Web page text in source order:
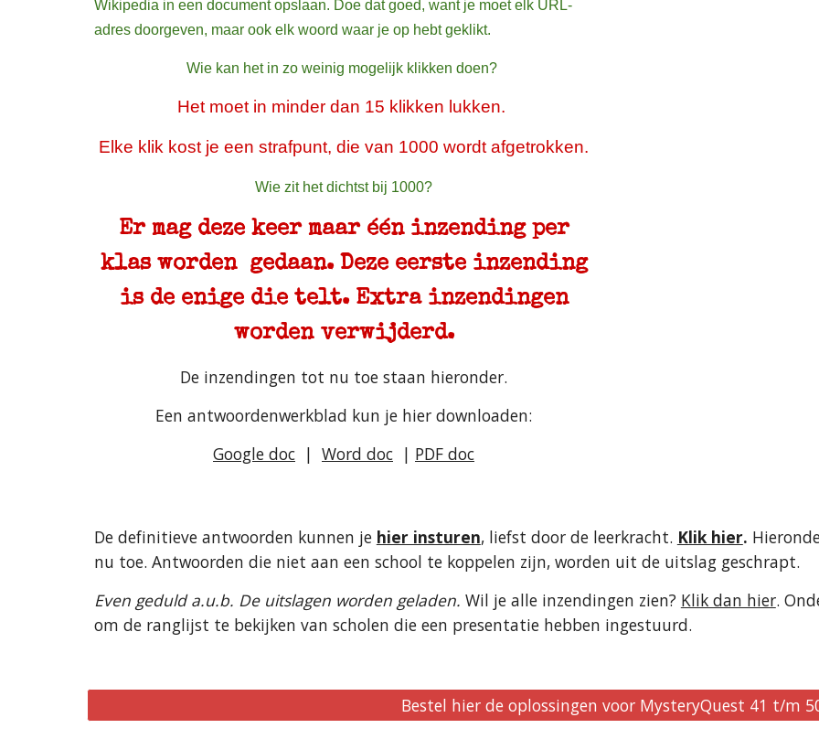
Wikipedia in een document opslaan. Doe dat goed, want je moet elk URL-
adres doorgeven, maar ook elk woord waar je op hebt geklikt.
Wie kan het in zo weinig mogelijk klikken doen?
Het moet in minder dan 15 klikken lukken.
Elke klik kost je een strafpunt, die van 1000 wordt afgetrokken.
Wie zit het dichtst bij 1000?
Er mag deze keer maar één inzending per
klas worden gedaan. Deze eerste inzending
is de enige die telt. Extra inzendingen
worden verwijderd.
De inzendingen tot nu toe staan hieronder.
Een antwoordenwerkblad kun je hier downloaden:
Google doc | Word doc | PDF doc
De definitieve antwoorden kunnen je hier insturen,liefst door de leerkracht. Klik hier.
nu toe. Antwoorden die niet aan een school te koppelen zijn, worden uit de uitslag geschrapt.
Even geduld a.u.b. De uitslagen worden geladen. Wil je alle inzendingen zien? Klik dan hier.
om de ranglijst te bekijken van scholen die een presentatie hebben ingestuurd.
Bestel hier de oplossingen voor MysteryQuest 41 t/m